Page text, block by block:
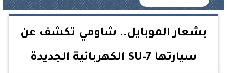
بشعار الموبايل.. شاومي تكشف عن
سيارتها SU-7 الكهربائية الجديدة